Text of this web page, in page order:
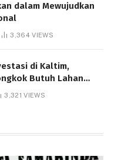
dalam Mewujudkan
3,364VIEWS
di Kaltim,
Butuh Lahan
3,321VIEWS